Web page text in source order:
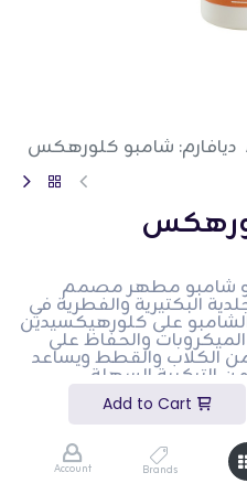
Brands
Account
ديافارم: شامبو كلورهكس
شامبو مطهر مصمم
البكتيرية والفطرية في
الشامبو على كلورهيكسيدين
والحفاظ على
الكلاب والقطط ويساعد
التركيبة السهلة
معطف صحي. هذا المنتج
الذين يرغبون في إدارة
الأليفة.